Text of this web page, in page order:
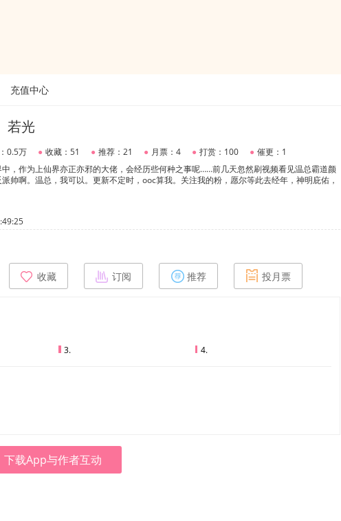
充值中心
若光
0.5万 ● 收藏：51 ● 推荐：21 ● 月票：4 ● 打赏：100 ● 催更：1
，作为上仙界亦正亦邪的大佬，会经历些何种之事呢……前几天忽然刷视频看见温总霸道颜
帅啊。温总，我可以。更新不定时，ooc算我。关注我的粉，愿尔等此去经年，神明庇佑，
收藏 订阅 推荐 投月票
3. 4.
下载App与作者互动